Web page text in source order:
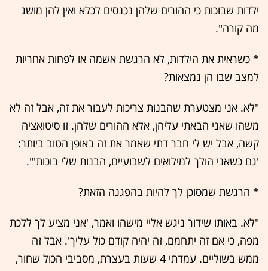
ילדות שבוכות כי ההורים שלהן נכנסים לכלא ואין להן מושג
מה קורה".
* כשראית את הילדות, לא הרגשת אשמה או לפחות אחריות
למצב שבו הן נמצאות?
"לא. אני מצטערת שהבנות צריכות לעבור את זה, אבל זה לא
משהו שאני הבאתי עליהן, אלא ההורים שלהן. זו סיטואציה
קשה, אבל יש לי חבר דתי שאמר את זה באופן הטוב ביותר:
'גם כשאני הולך למילואים לשבועיים, הבנות שלי בוכות'".
* הרגשת שמסוכן לך להיות בהפגנה הזאת?
"לא. באותו שידור ניגש אליי מישהו ואמר, 'אני מציע לך ללכת
מפה, כי אם זה יתחמם, זה יהיה קודם כול עליך'. אבל זה
ממש בשוליים. עמדתי 4 שעות בעצרת, מסביבי הכול שחור,